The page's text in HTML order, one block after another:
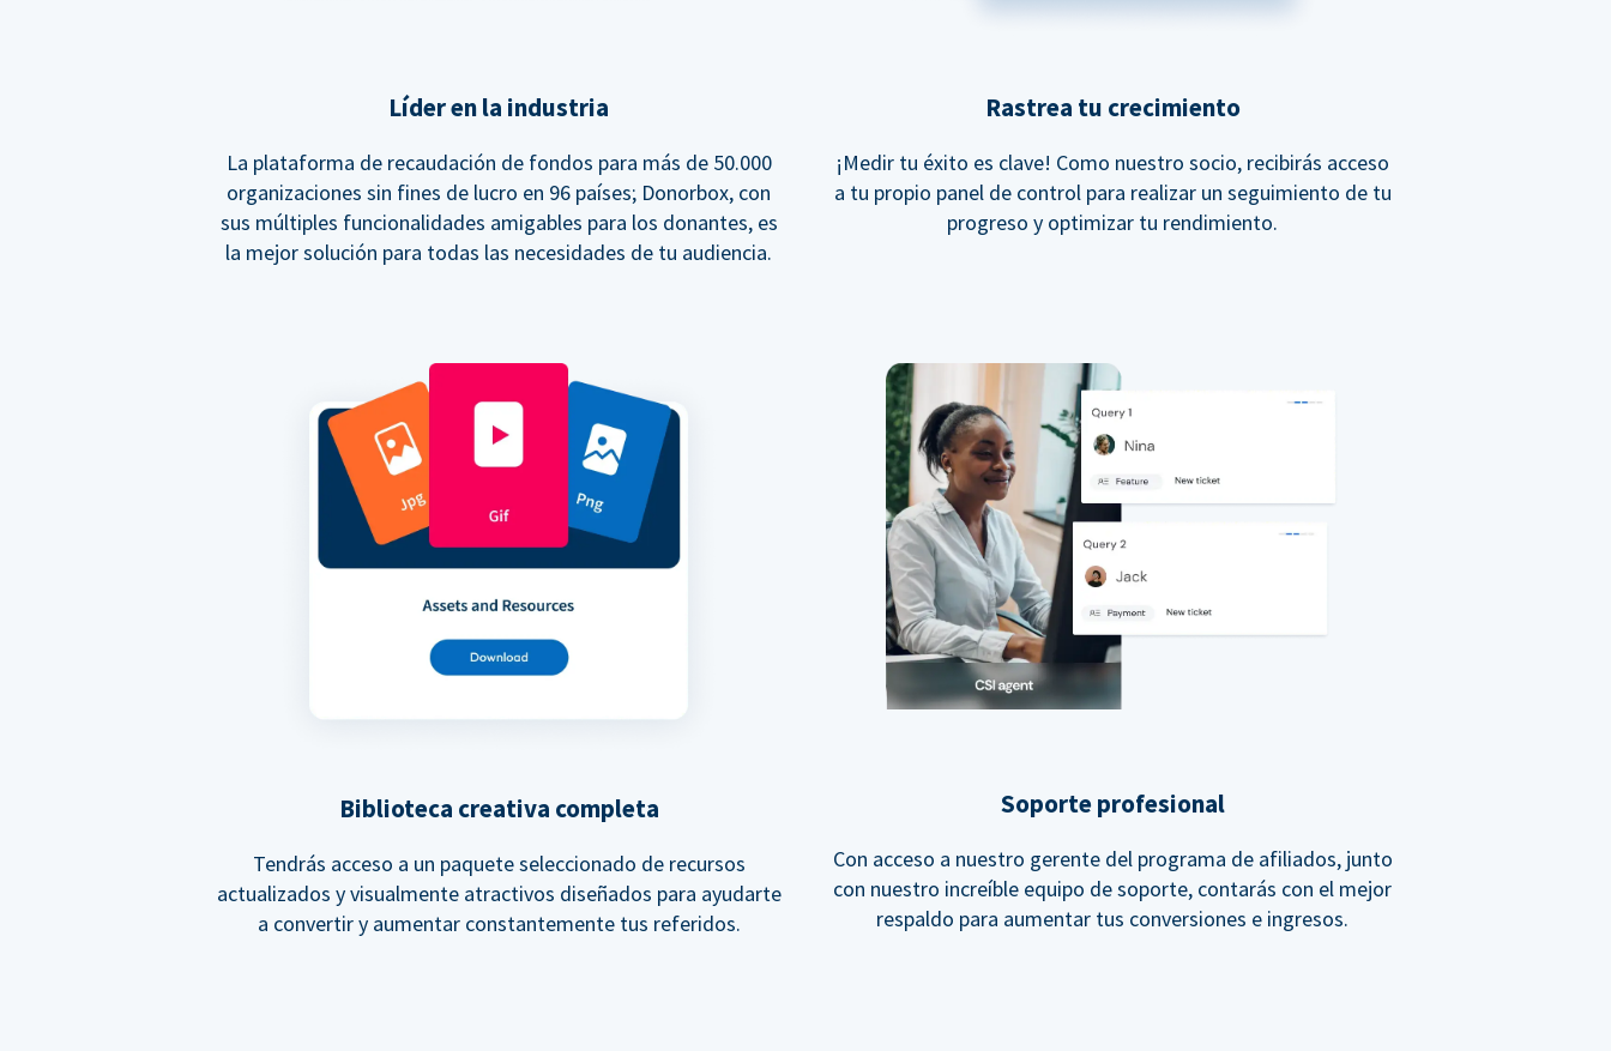
Líder en la industria
La plataforma de recaudación de fondos para más de 50.000
organizaciones sin fines de lucro en 96 países; Donorbox, con
sus múltiples funcionalidades amigables para los donantes, es
la mejor solución para todas las necesidades de tu audiencia.
Rastrea tu crecimiento
¡Medir tu éxito es clave! Como nuestro socio, recibirás acceso
a tu propio panel de control para realizar un seguimiento de tu
progreso y optimizar tu rendimiento.
Biblioteca creativa completa
Tendrás acceso a un paquete seleccionado de recursos
actualizados y visualmente atractivos diseñados para ayudarte
a convertir y aumentar constantemente tus referidos.
Soporte profesional
Con acceso a nuestro gerente del programa de afiliados, junto
con nuestro increíble equipo de soporte, contarás con el mejor
respaldo para aumentar tus conversiones e ingresos.